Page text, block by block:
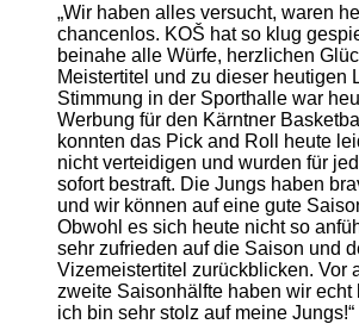
„Wir haben alles versucht, waren
chancenlos. KOŠ hat so klug
beinahe alle Würfe, herzlichen
Meistertitel und zu dieser heutigen
Stimmung in der Sporthalle war
Werbung für den Kärntner
konnten das Pick and Roll heute
nicht verteidigen und wurden für
sofort bestraft. Die Jungs haben
und wir können auf eine gute
Obwohl es sich heute nicht so
sehr zufrieden auf die Saison und
Vizemeistertitel zurückblicken. Vor
zweite Saisonhälfte haben wir echt
ich bin sehr stolz auf meine Jungs!“